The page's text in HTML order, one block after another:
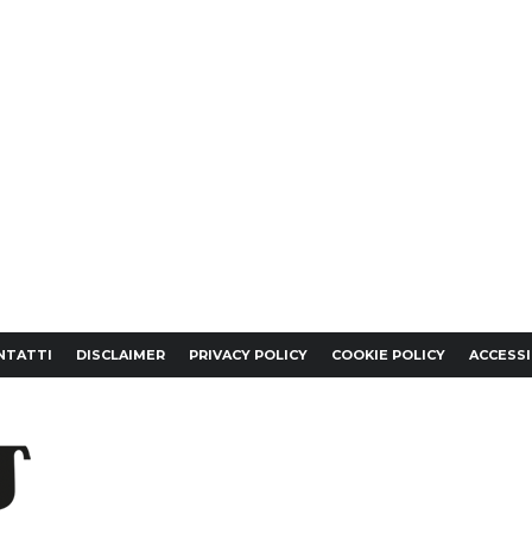
DISCLAIMER PRIVACY POLICY COOKIE POLICY